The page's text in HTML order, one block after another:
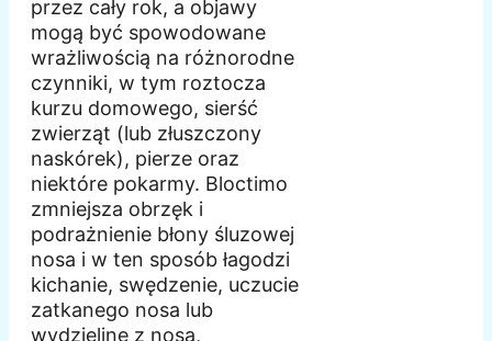
przez cały rok, a objawy
mogą być spowodowane
wrażliwością na różnorodne
czynniki, w tym roztocza
kurzu domowego, sierść
zwierząt (lub złuszczony
naskórek), pierze oraz
niektóre pokarmy. Bloctimo
zmniejsza obrzęk i
podrażnienie błony śluzowej
nosa i w ten sposób łagodzi
kichanie, swędzenie, uczucie
zatkanego nosa lub
wydzielinę z nosa,